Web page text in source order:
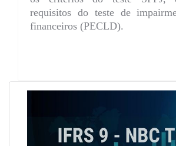
requisitos do teste de
financeiros (PECLD).